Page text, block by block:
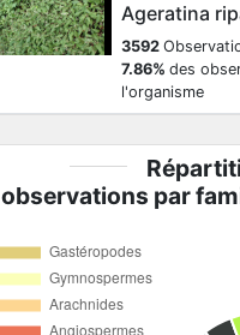
Ageratina
3592
7.86% des
l'organisme
observations par